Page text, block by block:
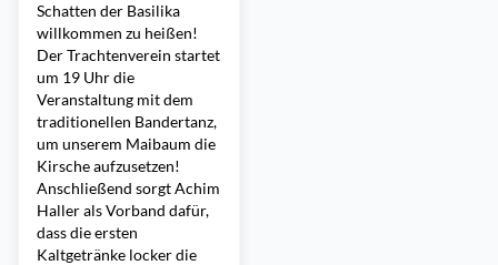
Schatten der Basilika
willkommen zu heißen!
Der Trachtenverein startet
um 19 Uhr die
Veranstaltung mit dem
traditionellen Bandertanz,
um unserem Maibaum die
Kirsche aufzusetzen!
Anschließend sorgt Achim
Haller als Vorband dafür,
dass die ersten
Kaltgetränke locker die